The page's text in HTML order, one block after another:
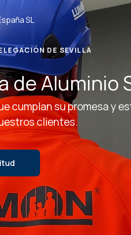
SL
DE SEVILLA
Aluminio
cumplan su promesa y
clientes.